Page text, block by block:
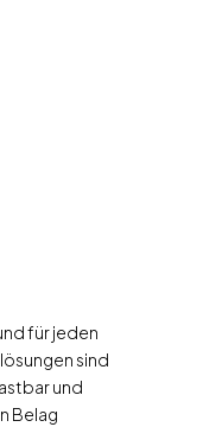
für jeden
sind
und
Belag